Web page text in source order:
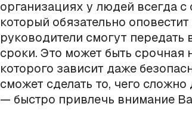
организациях у людей всегда
который обязательно
руководители смогут
сроки. Это может быть срочная
которого зависит даже
сможет сделать то, чего
— быстро привлечь внимание